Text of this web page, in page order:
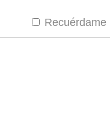
Recuérdame